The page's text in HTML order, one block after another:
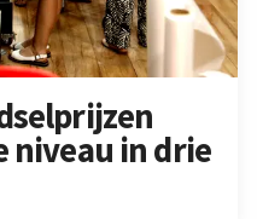
niveau in drie